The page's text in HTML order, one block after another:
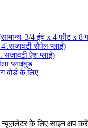
न्यूज़लेटर के लिए साइन अप करें